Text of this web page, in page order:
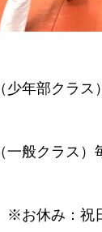
（少年部クラ
（一般クラス
※お休み：祝